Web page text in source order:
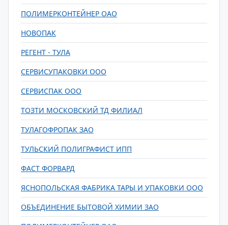
ПОЛИМЕРКОНТЕЙНЕР ОАО
НОВОПАК
РЕГЕНТ - ТУЛА
СЕРВИСУПАКОВКИ ООО
СЕРВИСПАК ООО
ТОЗТИ МОСКОВСКИЙ ТД ФИЛИАЛ
ТУЛАГОФРОПАК ЗАО
ТУЛЬСКИЙ ПОЛИГРАФИСТ ИПП
ФАСТ ФОРВАРД
ЯСНОПОЛЬСКАЯ ФАБРИКА ТАРЫ И УПАКОВКИ ООО
ОБЪЕДИНЕНИЕ БЫТОВОЙ ХИМИИ ЗАО